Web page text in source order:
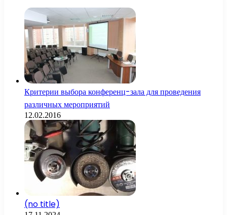
Критерии выбора конференц-зала для проведения
различных мероприятий
12.02.2016
(no title)